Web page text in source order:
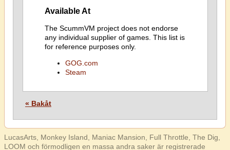
Available At
The ScummVM project does not endorse
any individual supplier of games. This list is
for reference purposes only.
GOG.com
Steam
« Bakåt
LucasArts, Monkey Island, Maniac Mansion, Full Throttle, The Dig,
LOOM och förmodligen en massa andra saker är registrerade